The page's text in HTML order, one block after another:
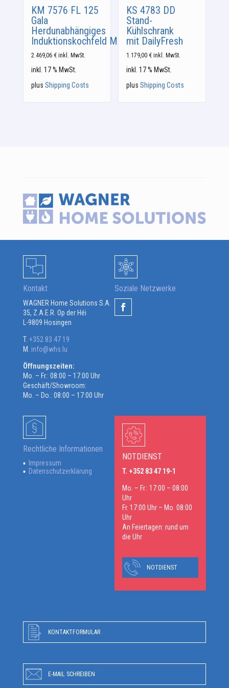
KM 7576 FL 125
Gala
Herdunabhängiges
Induktionskochfeld MattFinish
2.469,06 € inkl. MwSt.
inkl. 17 % MwSt.
plus Shipping Costs
KS 4783 DD
Stand-
Kühlschrank
mit DailyFresh
1.179,00 € inkl. MwSt.
inkl. 17 % MwSt.
plusShipping Costs
Kontakt
WAGNER Home Solutions S.A.
35, Z.A.E.R. Op der Héi
L-9809 Hosingen
T. +352 83 47 19
M. info@whs.lu
Öffnungszeiten:
Mo. – Fr.: 08:00 – 17:00 Uhr
Geschäft/Showroom:
Mo. – Do.: 08:00 – 17:00 Uhr
Soziale Netzwerke
Rechtliche Informationen
Impressum
Datenschutzerklärung
NOTDIENST
T. +352 83 47 19-1
Mo. – Fr.: 17:00 – 08:00
Uhr
Fr. 17:00 Uhr – Mo. 08:00
Uhr
An Feiertagen: rund um
die Uhr
NOTDIENST
KONTAKTFORMULAR
E-MAIL SCHREIBEN